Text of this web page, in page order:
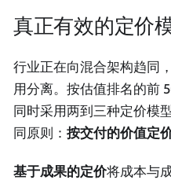
真正有效的定价
行业正在向混合架构趋同
用分离。按估值排名的前
同时采用两到三种定价模
同原则： 按交付的价值定
基于成果的定价将成本与